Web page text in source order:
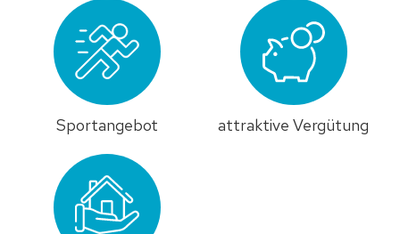
Sportangebot attraktive Vergütung